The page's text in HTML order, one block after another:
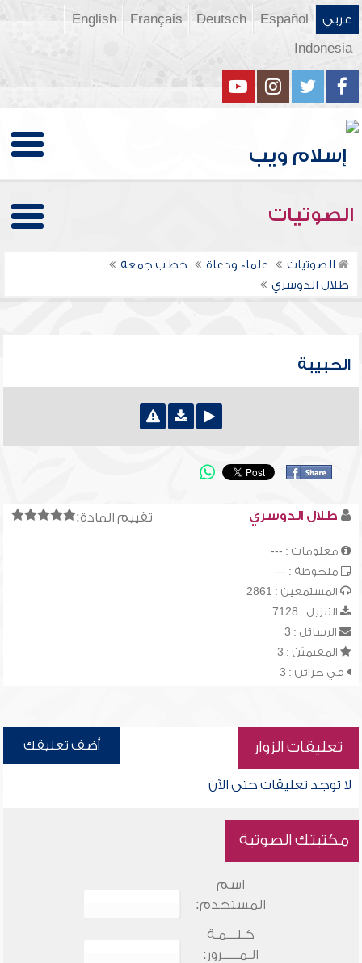
عربي Español
Deutsch
Français
English
Indonesia
الصوتيات
الصوتيات علماء ودعاة
خطب جمعة
طلال الدوسري
الحبيبة
تقييم المادة: طلال الدوسري
معلومات : ---
ملحوظة : ---
المستمعين : 2861
التنزيل : 7128
الرسائل : 3
المقيميّن : 3
في خزائن : 3
تعليقات الزوار أضف تعليقك
لا توجد تعليقات حتى الآن
مكتبتك الصوتية
اسم
المستخدم:
كـلـــمـة
الـمـــــرور: